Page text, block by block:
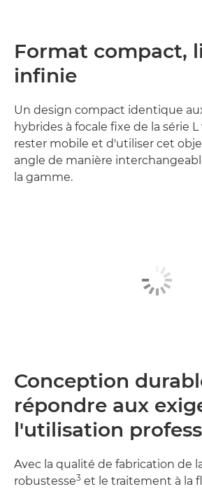
Format compact,
infinie
Un design compact identique
hybrides à focale fixe de la série
rester mobile et d'utiliser cet
angle de manière
la gamme.
Conception
répondre aux
l'utilisation
Avec la qualité de fabrication de
robustesse3 et le traitement à la